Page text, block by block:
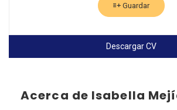
Guardar
Descargar CV
Acerca de Isabella